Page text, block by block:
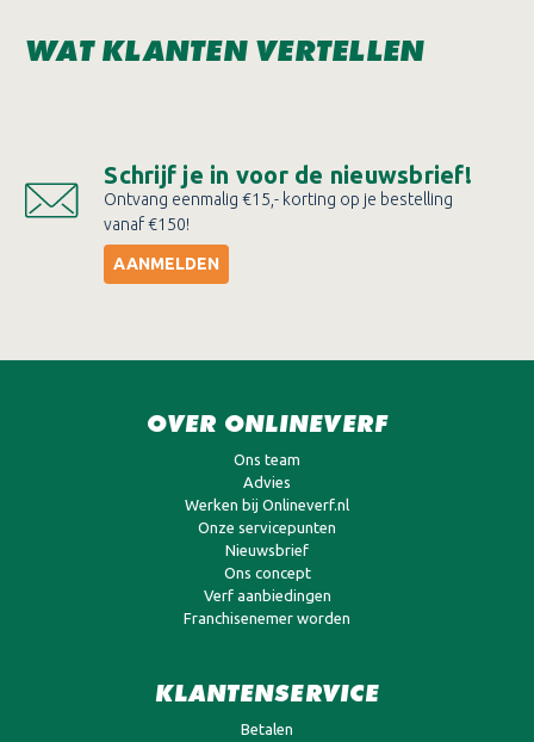
WAT KLANTEN VERTELLEN
Schrijf je in voor de nieuwsbrief!
Ontvang eenmalig €15,- korting op je bestelling
vanaf €150!
AANMELDEN
OVER ONLINEVERF
Ons team
Advies
Werken bij Onlineverf.nl
Onze servicepunten
Nieuwsbrief
Ons concept
Verf aanbiedingen
Franchisenemer worden
KLANTENSERVICE
Betalen